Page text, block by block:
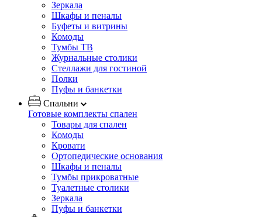
Зеркала
Шкафы и пеналы
Буфеты и витрины
Комоды
Тумбы ТВ
Журнальные столики
Стеллажи для гостиной
Полки
Пуфы и банкетки
Спальни
Готовые комплекты спален
Товары для спален
Комоды
Кровати
Ортопедические основания
Шкафы и пеналы
Тумбы прикроватные
Туалетные столики
Зеркала
Пуфы и банкетки